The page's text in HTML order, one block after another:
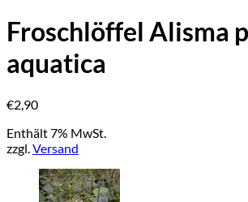
Froschlöffel Alisma
aquatica
€2,90
Enthält 7% MwSt.
zzgl.Versand